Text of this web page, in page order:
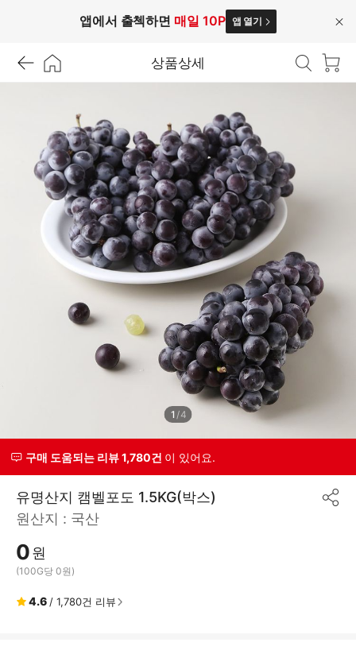
앱에서 출첵하면 매일 10P 앱 열기
닫
상품상세
1 /4
구매 도움되는 리뷰 1,780건 이 있어요.
유명산지 캠벨포도 1.5KG(박스)
원산지 : 국산
0원
(100G당 0원)
4.6 / 1,780건 리뷰
공